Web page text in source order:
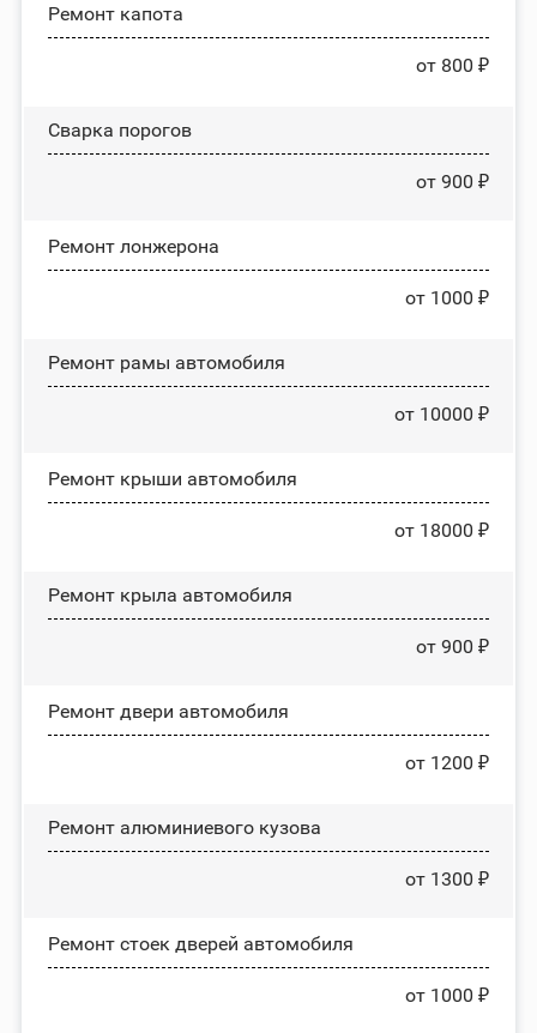
Ремонт капота
от 800 ₽
Сварка порогов
от 900 ₽
Ремонт лонжерона
от 1000 ₽
Ремонт рамы автомобиля
от 10000 ₽
Ремонт крыши автомобиля
от 18000 ₽
Ремонт крыла автомобиля
от 900 ₽
Ремонт двери автомобиля
от 1200 ₽
Ремонт алюминиевого кузова
от 1300 ₽
Ремонт стоек дверей автомобиля
от 1000 ₽